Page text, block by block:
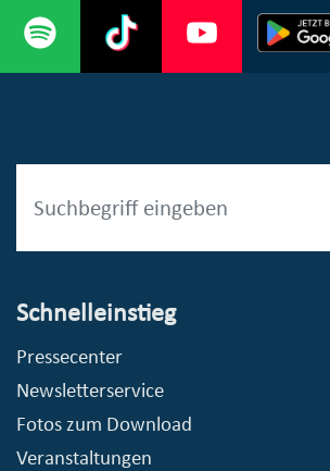
Schnelleinstieg
Pressecenter
Newsletterservice
Fotos zum Download
Veranstaltungen